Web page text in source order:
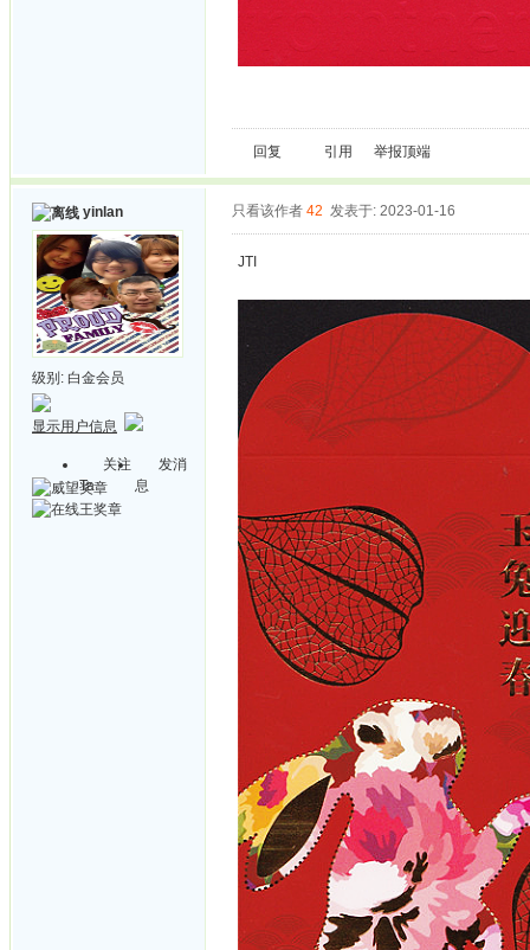
回复 引用 举报顶端
yinlan
级别: 白金会员
显示用户信息
关注
Ta
发消
息
只看该作者 42 发表于: 2023-01-16
JTI